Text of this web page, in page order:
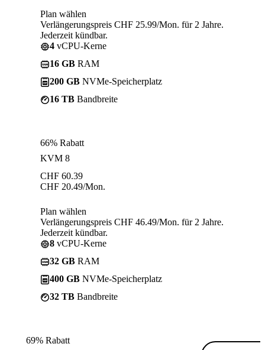
Plan wählen
Verlängerungspreis CHF 25.99/Mon. für 2 Jahre.
Jederzeit kündbar.
4 vCPU-Kerne
16 GB RAM
200 GB NVMe-Speicherplatz
16 TB Bandbreite
66% Rabatt
KVM 8
CHF 60.39
CHF 20.49/Mon.
Plan wählen
Verlängerungspreis CHF 46.49/Mon. für 2 Jahre.
Jederzeit kündbar.
8 vCPU-Kerne
32 GB RAM
400 GB NVMe-Speicherplatz
32 TB Bandbreite
69% Rabatt